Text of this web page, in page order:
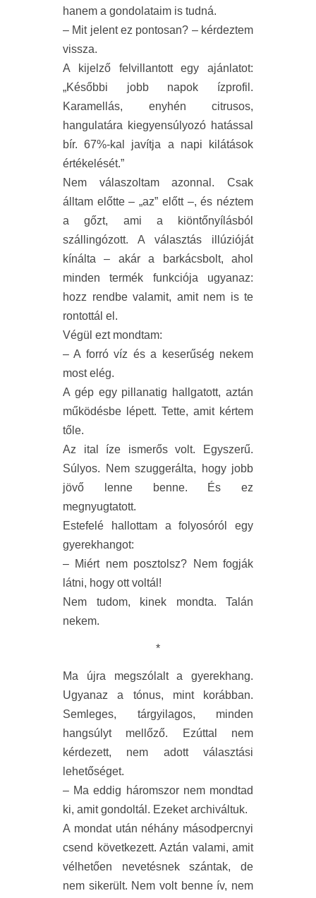
hanem a gondolataim is tudná.
– Mit jelent ez pontosan? – kérdeztem
vissza.
A kijelző felvillantott egy ajánlatot:
„Későbbi jobb napok ízprofil.
Karamellás, enyhén citrusos,
hangulatára kiegyensúlyozó hatással
bír. 67%-kal javítja a napi kilátások
értékelését.”
Nem válaszoltam azonnal. Csak
álltam előtte – „az” előtt –, és néztem
a gőzt, ami a kiöntőnyílásból
szállingózott. A választás illúzióját
kínálta – akár a barkácsbolt, ahol
minden termék funkciója ugyanaz:
hozz rendbe valamit, amit nem is te
rontottál el.
Végül ezt mondtam:
– A forró víz és a keserűség nekem
most elég.
A gép egy pillanatig hallgatott, aztán
működésbe lépett. Tette, amit kértem
tőle.
Az ital íze ismerős volt. Egyszerű.
Súlyos. Nem szuggerálta, hogy jobb
jövő lenne benne. És ez
megnyugtatott.
Estefelé hallottam a folyosóról egy
gyerekhangot:
– Miért nem posztolsz? Nem fogják
látni, hogy ott voltál!
Nem tudom, kinek mondta. Talán
nekem.
*
Ma újra megszólalt a gyerekhang.
Ugyanaz a tónus, mint korábban.
Semleges, tárgyilagos, minden
hangsúlyt mellőző. Ezúttal nem
kérdezett, nem adott választási
lehetőséget.
– Ma eddig háromszor nem mondtad
ki, amit gondoltál. Ezeket archiváltuk.
A mondat után néhány másodpercnyi
csend következett. Aztán valami, amit
vélhetően nevetésnek szántak, de
nem sikerült. Nem volt benne ív, nem